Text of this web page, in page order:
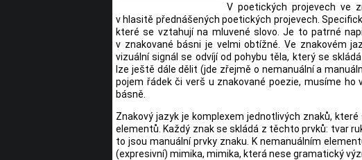
V poetických projevech ve
v hlasitě přednášených poetických projevech.
které se vztahují na mluvené slovo. Je to patrné
v znakované básni je velmi obtížné. Ve znakovém
vizuální signál se odvíjí od pohybu těla, který se
lze ještě dále dělit (jde zřejmě o nemanuální a
pojem řádek či verš u znakované poezie, musíme
básně.
Znakový jazyk je komplexem jednotlivých znaků,
elementů. Každý znak se skládá z těchto prvků: tvar
to jsou manuální prvky znaku. K nemanuálním
(expresivní) mimika, mimika, která nese gramatický